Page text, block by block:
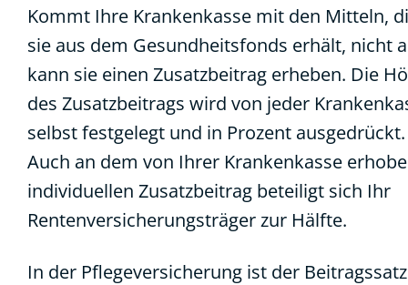
Kommt Ihre Krankenkasse mit den Mitteln,
sie aus dem Gesundheitsfonds erhält, nicht
kann sie einen Zusatzbeitrag erheben. Die
des Zusatzbeitrags wird von jeder
selbst festgelegt und in Prozent ausgedrückt.
Auch an dem von Ihrer Krankenkasse
individuellen Zusatzbeitrag beteiligt sich Ihr
Rentenversicherungsträger zur Hälfte.
In der Pflegeversicherung ist der Beitragssatz